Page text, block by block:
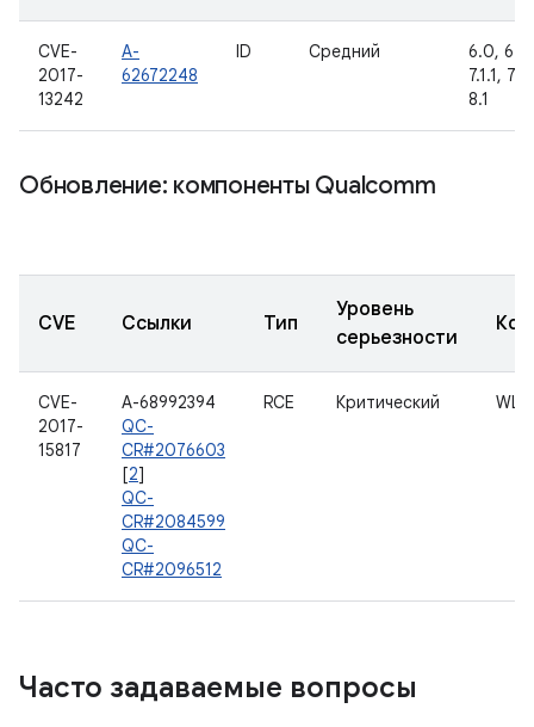
CVE-
2017-
13242
A-
62672248
ID Средний
6.0,
7.1.1,
8.1
Обновление: компоненты Qualcomm
CVE Ссылки Тип
Уровень
серьезности
CVE-
2017-
15817
A-68992394
QC-
CR#2076603
[2]
QC-
CR#2084599
QC-
CR#2096512
RCE Критический
Часто задаваемые вопросы